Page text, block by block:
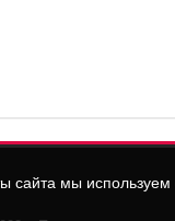
сайта мы